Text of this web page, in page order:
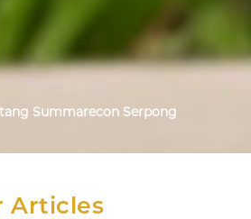
Summarecon Serpong
Articles